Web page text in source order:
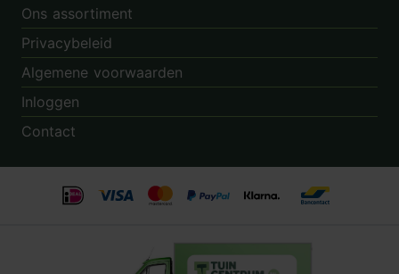
Ons assortiment
Privacybeleid
Algemene voorwaarden
Inloggen
Contact